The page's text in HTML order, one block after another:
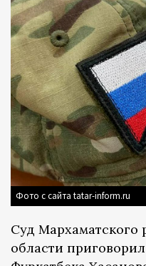
Фото с сайта tatar-inform.ru
Суд Мархаматского
области